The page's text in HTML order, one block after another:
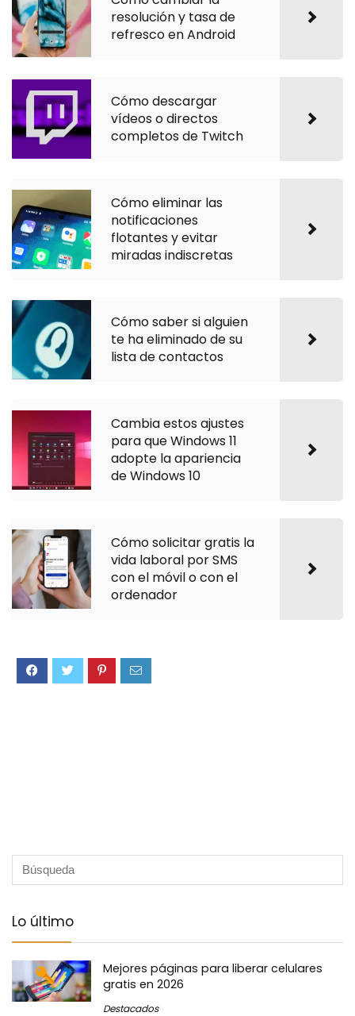
resolución y tasa de
refresco en Android
Cómo descargar
vídeos o directos
completos de Twitch
Cómo eliminar las
notificaciones
flotantes y evitar
miradas indiscretas
Cómo saber si alguien
te ha eliminado de su
lista de contactos
Cambia estos ajustes
para que Windows 11
adopte la apariencia
de Windows 10
Cómo solicitar gratis la
vida laboral por SMS
con el móvil o con el
ordenador
Lo último
Mejores páginas para liberar celulares
gratis en 2026
Destacados